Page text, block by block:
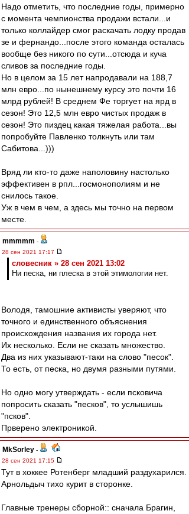
Надо отметить, что последние годы, примерно
с момента чемпионства продажи встали...и
только коллайдер смог раскачать лодку продав
зе и фернандо...после этого команда осталась
вообще без никого по сути...отсюда и куча
сливов за последние годы.
Но в целом за 15 лет напродавали на 188,7
млн евро...по нынешнему курсу это почти 16
млрд рублей! В среднем Фе торгует на ярд в
сезон! Это 12,5 млн евро чистых продаж в
сезон! Это пиздец какая тяжелая работа...вы
попробуйте Павленко толкнуть или там
Сабитова...)))
Вряд ли кто-то даже наполовину настолько
эффективен в рпл...госмонополиям и не
снилось такое.
Уж в чем в чем, а здесь мы точно на первом
месте.
mmmmm -
28 сен 2021 17:17
словесник » 28 сен 2021 13:02
Ни песка, ни плеска в этой этимологии нет.
Володя, тамошние активисты уверяют, что
точного и единственного объяснения
происхождения названия их города нет.
Их несколько. Если не сказать множество.
Два из них указывают-таки на слово "песок".
То есть, от песка, но двумя разными путями.
Но одно могу утверждать - если псковича
попросить сказать "песков", то услышишь
"псков".
Прверено электроникой.
MkSorley -
28 сен 2021 17:15
Тут в хоккее Ротенберг младший раздухарился.
Арнольдыч тихо курит в сторонке.
Главные тренеры сборной:: сначала Брагин,